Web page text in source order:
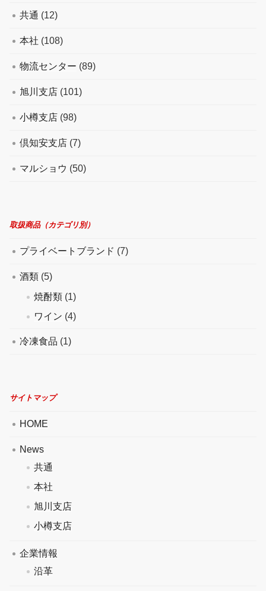
共通 (12)
本社 (108)
物流センター (89)
旭川支店 (101)
小樽支店 (98)
倶知安支店 (7)
マルショウ (50)
取扱商品（カテゴリ別）
プライベートブランド (7)
酒類 (5)
焼酎類 (1)
ワイン (4)
冷凍食品 (1)
サイトマップ
HOME
News
共通
本社
旭川支店
小樽支店
企業情報
沿革